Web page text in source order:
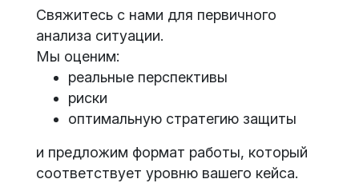
Свяжитесь с нами для первичного
анализа ситуации.
Мы оценим:
реальные перспективы
риски
оптимальную стратегию защиты
и предложим формат работы, который
соответствует уровню вашего кейса.